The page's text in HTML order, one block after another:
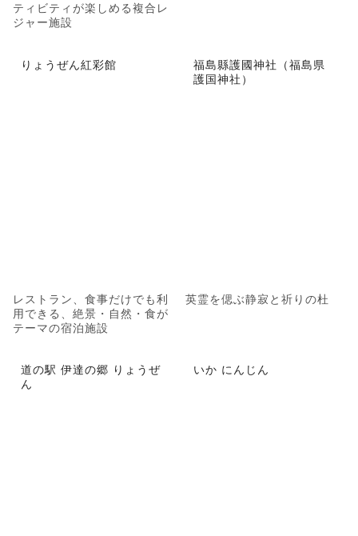
ティビティが楽しめる複合レ
ジャー施設
りょうぜん紅彩館
レストラン、食事だけでも利
用できる、絶景・自然・食が
テーマの宿泊施設
福島縣護國神社（福島県
護国神社）
英霊を偲ぶ静寂と祈りの杜
道の駅 伊達の郷 りょうぜ
ん
いか にんじん